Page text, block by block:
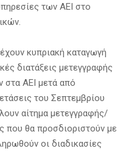
των ΑΕΙ στο
κυπριακή καταγωγή
διατάξεις μετεγγραφής
στα ΑΕΙ μετά από
του Σεπτεμβρίου
αίτημα μετεγγραφής/
που θα προσδιοριστούν με
οι διαδικασίες